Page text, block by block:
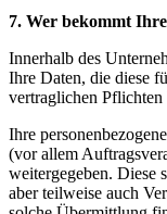
7. Wer bekommt
Innerhalb des
Ihre Daten, die diese
vertraglichen Pflichten
Ihre
(vor allem
weitergegeben. Diese
aber teilweise auch